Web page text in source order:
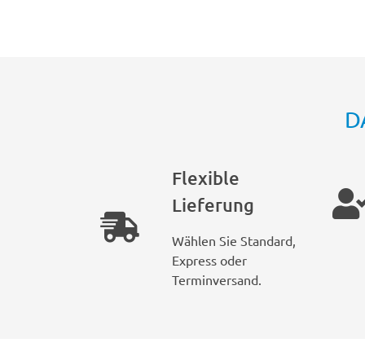
Flexible
Lieferung
Wählen Sie Standard,
Express oder
Terminversand.